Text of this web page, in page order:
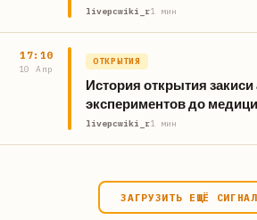
livepcwiki_r1 мин
17:10
10 Апр
ОТКРЫТИЯ
История открытия закиси
экспериментов до
livepcwiki_r1 мин
ЗАГРУЗИТЬ ЕЩЁ